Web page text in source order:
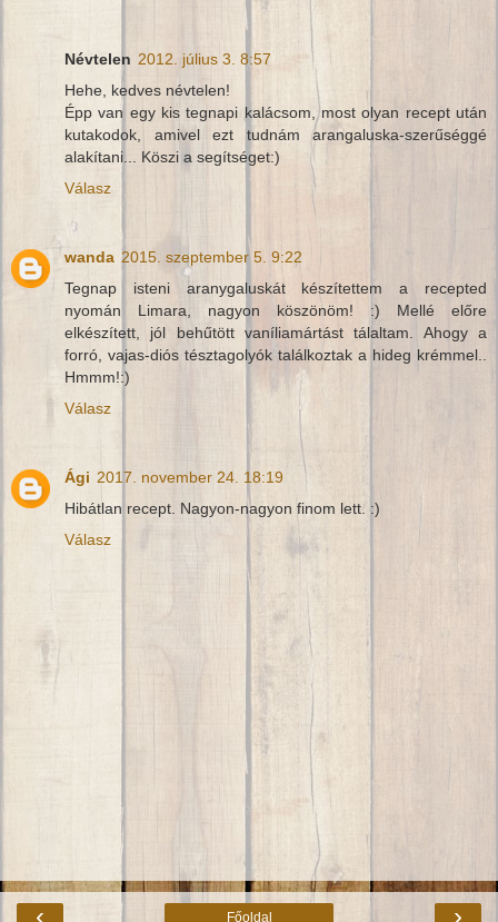
Névtelen 2012. július 3. 8:57
Hehe, kedves névtelen!
Épp van egy kis tegnapi kalácsom, most olyan recept után
kutakodok, amivel ezt tudnám arangaluska-szerűséggé
alakítani... Köszi a segítséget:)
Válasz
wanda 2015. szeptember 5. 9:22
Tegnap isteni aranygaluskát készítettem a recepted
nyomán Limara, nagyon köszönöm! :) Mellé előre
elkészített, jól behűtött vaníliamártást tálaltam. Ahogy a
forró, vajas-diós tésztagolyók találkoztak a hideg krémmel..
Hmmm!:)
Válasz
Ági 2017. november 24. 18:19
Hibátlan recept. Nagyon-nagyon finom lett. :)
Válasz
Főoldal